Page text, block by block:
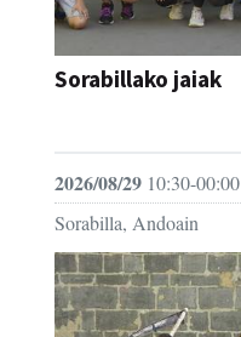
Sorabillako jaiak
2026/08/29 10:30-00:00
Sorabilla, Andoain